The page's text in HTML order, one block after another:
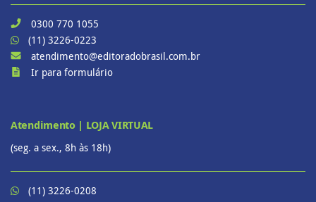
0300 770 1055
(11) 3226-0223
atendimento@editoradobrasil.com.br
Ir para formulário
Atendimento | LOJA VIRTUAL
(seg. a sex., 8h às 18h)
(11) 3226-0208